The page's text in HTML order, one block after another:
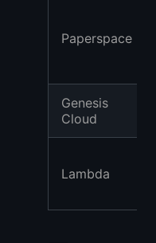
Paperspace
Genesis
Cloud
Lambda